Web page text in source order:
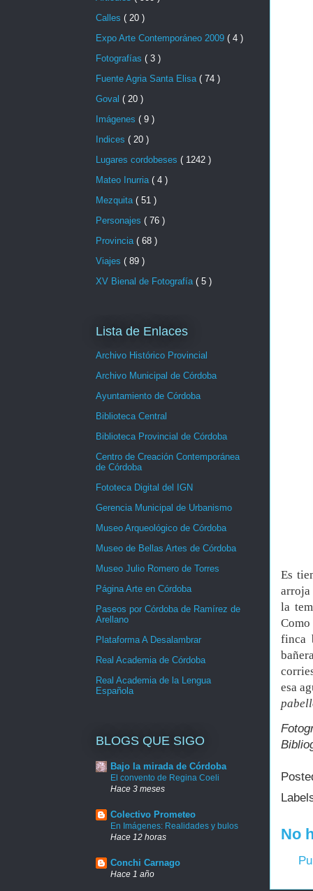
Es
arroja
la
finca
esa
No
Calles ( 20 )
Expo Arte Contemporáneo 2009 ( 4 )
Fotografías ( 3 )
Fuente Agria Santa Elisa ( 74 )
Goval ( 20 )
Imágenes ( 9 )
Indices ( 20 )
Lugares cordobeses ( 1242 )
Mateo Inurria ( 4 )
Mezquita ( 51 )
Personajes ( 76 )
Provincia ( 68 )
Viajes ( 89 )
XV Bienal de Fotografía ( 5 )
Lista de Enlaces
Archivo Histórico Provincial
Archivo Municipal de Córdoba
Ayuntamiento de Córdoba
Biblioteca Central
Biblioteca Provincial de Córdoba
Centro de Creación Contemporánea
de Córdoba
Fototeca Digital del IGN
Gerencia Municipal de Urbanismo
Museo Arqueológico de Córdoba
Museo de Bellas Artes de Córdoba
Museo Julio Romero de Torres
Página Arte en Córdoba
Paseos por Córdoba de Ramírez de
Arellano
Plataforma A Desalambrar
Real Academia de Córdoba
Real Academia de la Lengua
Española
BLOGS QUE SIGO
Bajo la mirada de Córdoba
El convento de Regina Coeli
Hace 3 meses
Colectivo Prometeo
En Imágenes: Realidades y bulos
Hace 12 horas
Conchi Carnago
Hace 1 año